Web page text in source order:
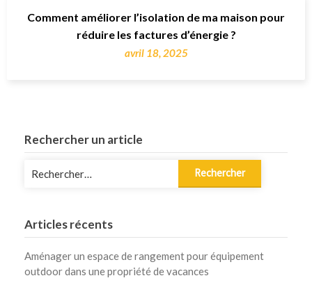
Comment améliorer l’isolation de ma maison pour
réduire les factures d’énergie ?
avril 18, 2025
Rechercher un article
Articles récents
Aménager un espace de rangement pour équipement
outdoor dans une propriété de vacances